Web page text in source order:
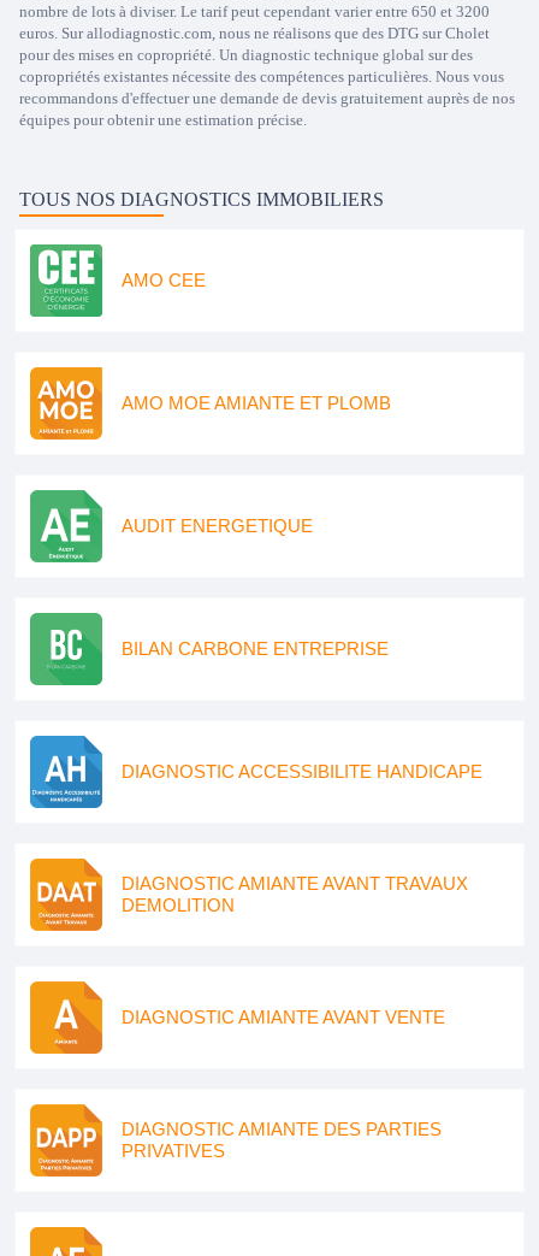
nombre de lots à diviser. Le tarif peut cependant varier entre 650 et 3200
euros. Sur allodiagnostic.com, nous ne réalisons que des DTG sur Cholet
pour des mises en copropriété. Un diagnostic technique global sur des
copropriétés existantes nécessite des compétences particulières. Nous vous
recommandons d'effectuer une demande de devis gratuitement auprès de nos
équipes pour obtenir une estimation précise.
TOUS NOS DIAGNOSTICS IMMOBILIERS
AMO CEE
AMO MOE AMIANTE ET PLOMB
AUDIT ENERGETIQUE
BILAN CARBONE ENTREPRISE
DIAGNOSTIC ACCESSIBILITE HANDICAPE
DIAGNOSTIC AMIANTE AVANT TRAVAUX
DEMOLITION
DIAGNOSTIC AMIANTE AVANT VENTE
DIAGNOSTIC AMIANTE DES PARTIES
PRIVATIVES